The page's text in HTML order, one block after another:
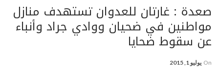
صعدة : غارتان للعدوان تستهدف منازل
مواطنين في ضحيان ووادي جراد وأنباء
عن سقوط ضحايا
On يوليو 1, 2015